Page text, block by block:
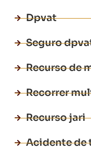
Dpvat
Seguro
Recurso de
Recorrer
Recurso jari
Acidente de